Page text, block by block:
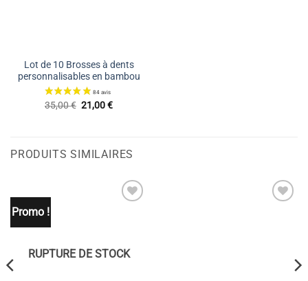
Lot de 10 Brosses à dents
personnalisables en bambou
35,00€ Le
prix
21,00€Le
PRODUITS SIMILAIRES
Promo !
RUPTURE DE STOCK